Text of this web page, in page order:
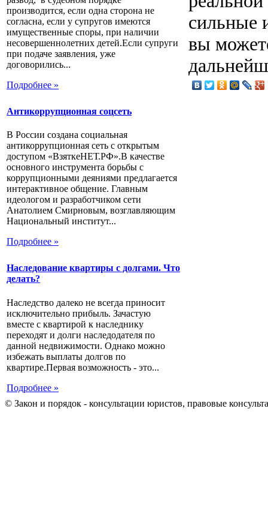
производится, если одна сторона не
согласна, если у супругов имеются
имущественные споры, при наличии
несовершеннолетних детей.Если супруги
при подаче заявления, уже
договорились...
Подробнее »
Антикоррупционная соцсеть
В России создана социальная
антикоррупционная сеть с открытым
доступом «ВзяткеНЕТ.РФ».В качестве
основного инструмента борьбы с
коррупционными деяниями предлагается
интерактивное общение. Главным
идеологом и разработчиком сети
Анатолием Смирновым, возглавляющим
Национальный институт...
Подробнее »
Наследование квартиры с долгами. Что
делать?
Наследство далеко не всегда приносит
исключительно прибыль. Зачастую
вместе с квартирой к наследнику
переходят и долги наследодателя по
данной недвижимости. Однако можно
избежать выплаты долгов по
квартире.Первая возможность - это...
Подробнее »
сильные
вы
© Закон и порядок - консультации юристов, правовые